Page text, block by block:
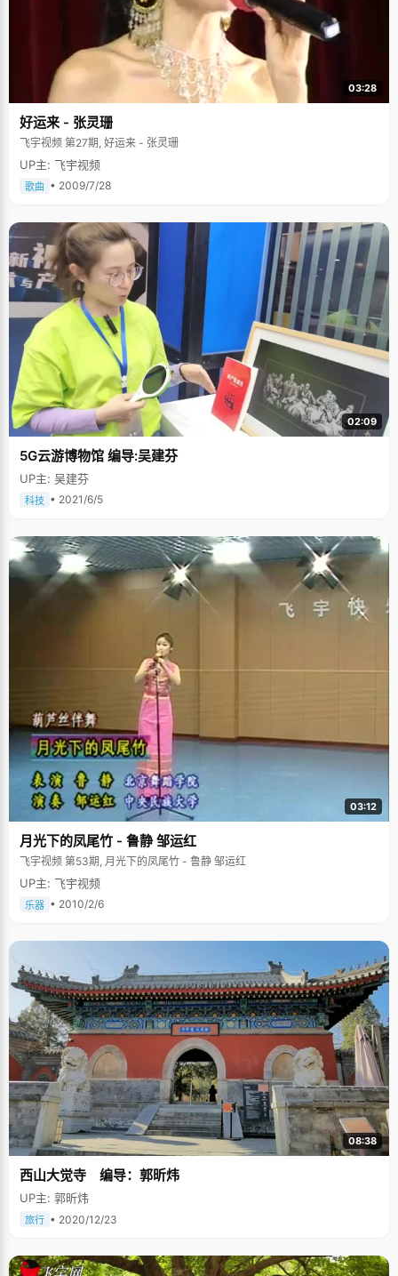
03:28
好运来 - 张灵珊
飞宇视频 第27期, 好运来 - 张灵珊
UP主: 飞宇视频
歌曲 • 2009/7/28
02:09
5G云游博物馆 编导:吴建芬
UP主: 吴建芬
科技 • 2021/6/5
03:12
月光下的凤尾竹 - 鲁静 邹运红
飞宇视频 第53期, 月光下的凤尾竹 - 鲁静 邹运红
UP主: 飞宇视频
乐器 • 2010/2/6
08:38
西山大觉寺 编导：郭昕炜
UP主: 郭昕炜
旅行 • 2020/12/23